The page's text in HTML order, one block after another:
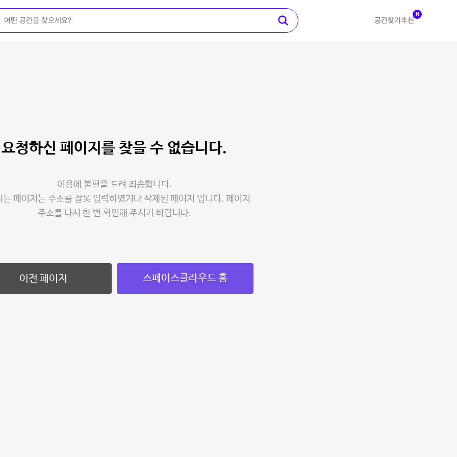
공간찾기 추천
N
요청하신 페이지를 찾을 수 없습니다.
이용에 불편을 드려 죄송합니다.
는 페이지는 주소를 잘못 입력하였거나 삭제된 페이지 입니다. 페이지
주소를 다시 한 번 확인해 주시기 바랍니다.
이전 페이지 스페이스클라우드 홈